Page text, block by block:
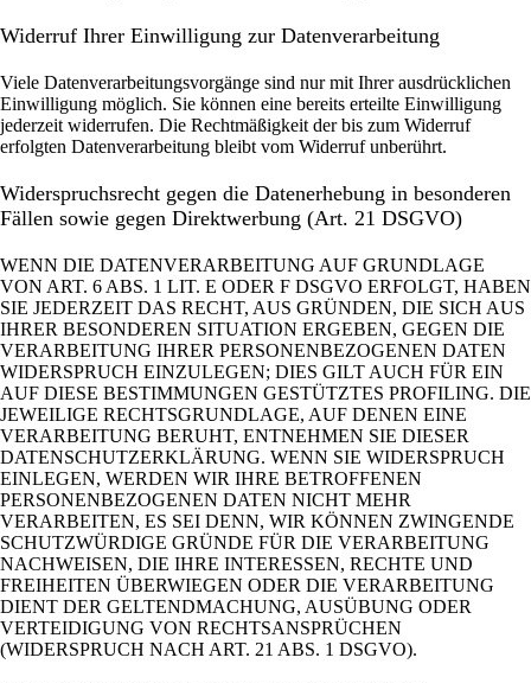
Widerruf Ihrer Einwilligung zur Datenverarbeitung
Viele Datenverarbeitungsvorgänge sind nur mit Ihrer ausdrücklichen
Einwilligung möglich. Sie können eine bereits erteilte Einwilligung
jederzeit widerrufen. Die Rechtmäßigkeit der bis zum Widerruf
erfolgten Datenverarbeitung bleibt vom Widerruf unberührt.
Widerspruchsrecht gegen die Datenerhebung in besonderen
Fällen sowie gegen Direktwerbung (Art. 21 DSGVO)
WENN DIE DATENVERARBEITUNG AUF GRUNDLAGE
VON ART. 6 ABS. 1 LIT. E ODER F DSGVO ERFOLGT, HABEN
SIE JEDERZEIT DAS RECHT, AUS GRÜNDEN, DIE SICH AUS
IHRER BESONDEREN SITUATION ERGEBEN, GEGEN DIE
VERARBEITUNG IHRER PERSONENBEZOGENEN DATEN
WIDERSPRUCH EINZULEGEN; DIES GILT AUCH FÜR EIN
AUF DIESE BESTIMMUNGEN GESTÜTZTES PROFILING. DIE
JEWEILIGE RECHTSGRUNDLAGE, AUF DENEN EINE
VERARBEITUNG BERUHT, ENTNEHMEN SIE DIESER
DATENSCHUTZERKLÄRUNG. WENN SIE WIDERSPRUCH
EINLEGEN, WERDEN WIR IHRE BETROFFENEN
PERSONENBEZOGENEN DATEN NICHT MEHR
VERARBEITEN, ES SEI DENN, WIR KÖNNEN ZWINGENDE
SCHUTZWÜRDIGE GRÜNDE FÜR DIE VERARBEITUNG
NACHWEISEN, DIE IHRE INTERESSEN, RECHTE UND
FREIHEITEN ÜBERWIEGEN ODER DIE VERARBEITUNG
DIENT DER GELTENDMACHUNG, AUSÜBUNG ODER
VERTEIDIGUNG VON RECHTSANSPRÜCHEN
(WIDERSPRUCH NACH ART. 21 ABS. 1 DSGVO).